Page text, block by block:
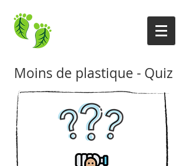
Moins de plastique - Quiz